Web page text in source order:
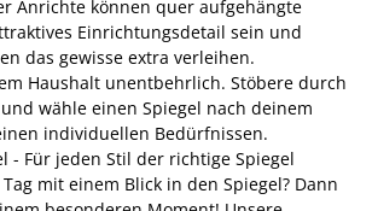
Anrichte können quer aufgehängte
Einrichtungsdetail sein und
das gewisse extra verleihen.
Haushalt unentbehrlich. Stöbere durch
wähle einen Spiegel nach deinem
individuellen Bedürfnissen.
- Für jeden Stil der richtige Spiegel
mit einem Blick in den Spiegel? Dann